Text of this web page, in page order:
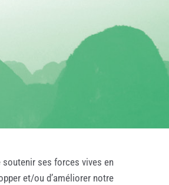
ses forces vives en
et/ou d’améliorer notre